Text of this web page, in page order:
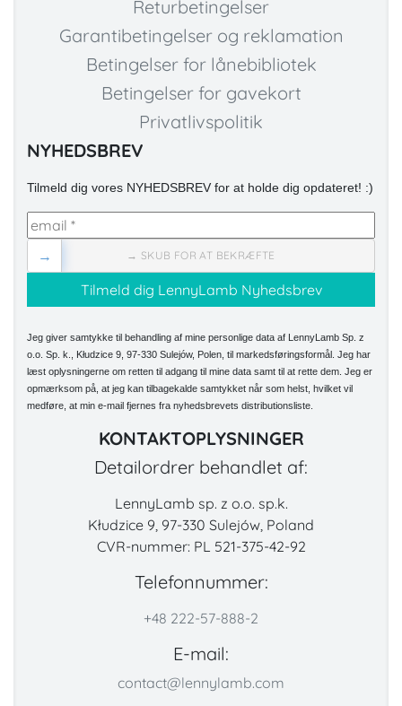
Returbetingelser
Garantibetingelser og reklamation
Betingelser for lånebibliotek
Betingelser for gavekort
Privatlivspolitik
NYHEDSBREV
Tilmeld dig vores NYHEDSBREV for at holde dig opdateret! :)
→ SKUB FOR AT BEKRÆFTE
→
Jeg giver samtykke til behandling af mine personlige data af LennyLamb Sp. z
o.o. Sp. k., Kłudzice 9, 97-330 Sulejów, Polen, til markedsføringsformål. Jeg har
læst oplysningerne om retten til adgang til mine data samt til at rette dem. Jeg er
opmærksom på, at jeg kan tilbagekalde samtykket når som helst, hvilket vil
medføre, at min e-mail fjernes fra nyhedsbrevets distributionsliste.
KONTAKTOPLYSNINGER
Detailordrer behandlet af:
LennyLamb sp. z o.o. sp.k.
Kłudzice 9, 97-330 Sulejów, Poland
CVR-nummer: PL 521-375-42-92
Telefonnummer:
+48 222-57-888-2
E-mail:
contact@lennylamb.com